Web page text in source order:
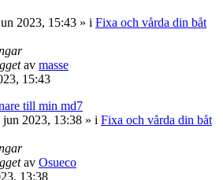
2023, 15:43 » i Fixa och vårda din båt
av masse
15:43
till min md7
jun 2023, 13:38 » i Fixa och vårda din båt
av Osueco
13:38